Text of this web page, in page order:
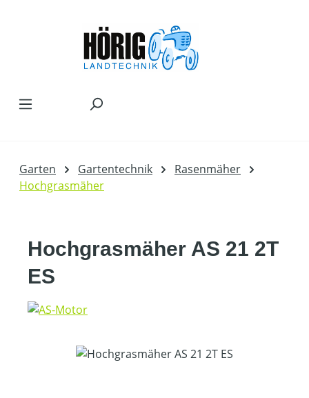
Garten Gartentechnik
Rasenmäher
Hochgrasmäher
Hochgrasmäher AS 21 2T
ES
Bildergalerie überspringen